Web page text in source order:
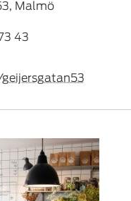
Malmö
43